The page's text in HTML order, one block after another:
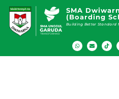
SMA
(Boarding
Building Better Standard